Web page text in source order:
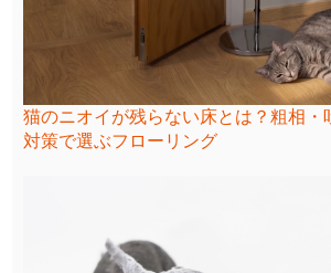
猫のニオイが残らない床とは？粗相・
対策で選ぶフローリング